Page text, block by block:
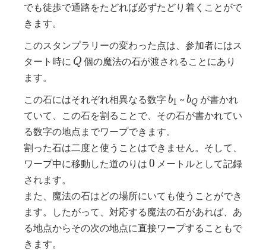
でも徒歩で通路をたどれば必ずたどり着くことがで
きます。
このスタンプラリーの変わった点は、参加者にはス
タート時に Q
Q 個の魔法の石が渡されることにあり
ます。
この石にはそれぞれ相異なる数字b_{1}
b1 ~b_{Q}
bQ が書かれ
ていて、この石を割ることで、その石が書かれてい
る数字の地点までワープできます。
割った石は二度と使うことはできません。そして、
ワープ中に移動した道のりは 0
0 メートルとして記録
されます。
また、魔法の石はどの場所にいても使うことができ
ます。したがって、対応する魔法の石があれば、あ
る地点からその次の地点に直接ワープすることもで
きます。